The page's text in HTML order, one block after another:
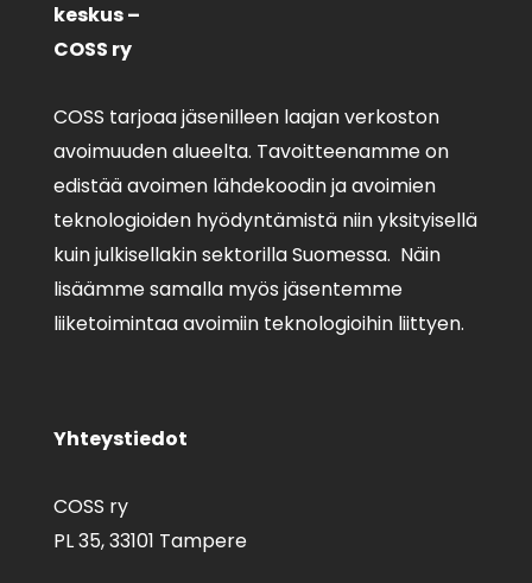
keskus –
COSS ry
COSS tarjoaa jäsenilleen laajan verkoston
avoimuuden alueelta. Tavoitteenamme on
edistää avoimen lähdekoodin ja avoimien
teknologioiden hyödyntämistä niin yksityisellä
kuin julkisellakin sektorilla Suomessa. Näin
lisäämme samalla myös jäsentemme
liiketoimintaa avoimiin teknologioihin liittyen.
Yhteystiedot
COSS ry
PL 35,33101 Tampere